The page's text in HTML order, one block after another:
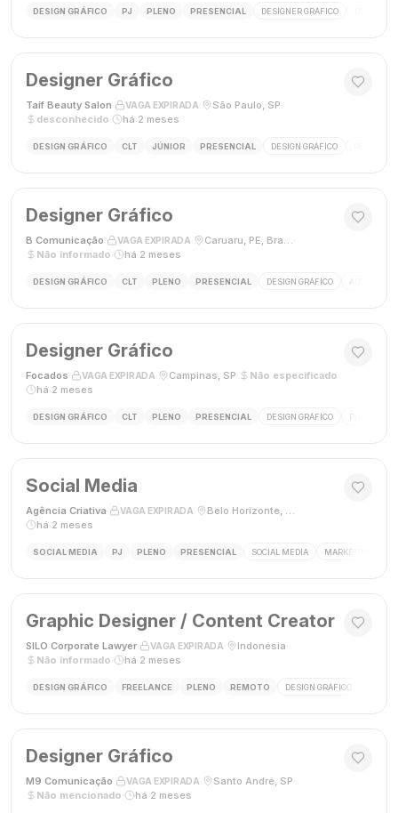
DESIGN GRÁFICO PJ PLENO PRESENCIAL DESIGNER GRÁFICO
Designer Gráfico
Taif Beauty Salon VAGA EXPIRADA São Paulo, SP
desconhecido
há 2 meses
DESIGN GRÁFICO CLT JÚNIOR PRESENCIAL DESIGN GRÁFICO
Designer Gráfico
B Comunicação VAGA EXPIRADA Caruaru, PE, Brasil
Não informado
há 2 meses
DESIGN GRÁFICO CLT PLENO PRESENCIAL DESIGN GRÁFICO ADOBE
Designer Gráfico
Focados VAGA EXPIRADA Campinas, SP Não especificado
há 2 meses
DESIGN GRÁFICO CLT PLENO PRESENCIAL DESIGN GRÁFICO PHOTOSHOP
Social Media
Agência Criativa VAGA EXPIRADA Belo Horizonte, Brasil
há 2 meses
SOCIAL MEDIA PJ PLENO PRESENCIAL SOCIAL MEDIA MARKETING
Graphic Designer / Content Creator
SILO Corporate Lawyer VAGA EXPIRADA Indonésia
Não informado
há 2 meses
DESIGN GRÁFICO FREELANCE PLENO REMOTO DESIGN GRÁFICO
Designer Gráfico
M9 Comunicação VAGA EXPIRADA Santo André, SP
Não mencionado
há 2 meses